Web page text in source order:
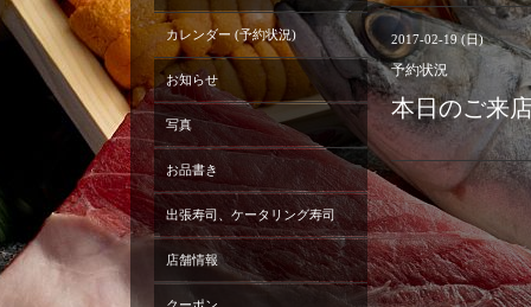
2017-02-19 (日)
予約状況
本日のご来
カレンダー (予約状況)
お知らせ
写真
お品書き
出張寿司、ケータリング寿司
店舗情報